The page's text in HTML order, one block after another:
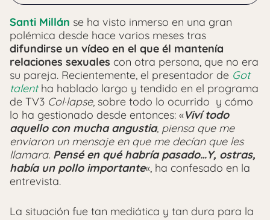
Santi Millán se ha visto inmerso en una gran
polémica desde hace varios meses tras
difundirse un vídeo en el que él mantenía
relaciones sexuales con otra persona, que no era
su pareja. Recientemente, el presentador de Got
talentha hablado largo y tendido en el programa
de TV3 Col·lapse, sobre todo lo ocurrido y cómo
lo ha gestionado desde entonces: «Viví todo
aquello con mucha angustia, piensa que me
enviaron un mensaje en que me decían que les
llamara. Pensé en qué habría pasado…Y, ostras,
había un pollo importante«, ha confesado en la
entrevista.
La situación fue tan mediática y tan dura para la